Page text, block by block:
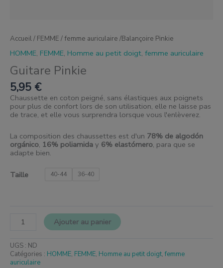
Accueil/ FEMME /femme auriculaire /Balançoire Pinkie
HOMME, FEMME, Homme au petit doigt, femme auriculaire
Guitare Pinkie
5,95 €
Chaussette en coton peigné, sans élastiques aux poignets
pour plus de confort lors de son utilisation, elle ne laisse pas
de trace, et elle vous surprendra lorsque vous l'enlèverez.
La composition des chaussettes est d'un 78% de algodón
orgánico, 16% poliamida y 6% elastómero, para que se
adapte bien.
Taille 40-44 36-40
Ajouter au panier
UGS : ND
Catégories : HOMME, FEMME, Homme au petit doigt,femme
auriculaire